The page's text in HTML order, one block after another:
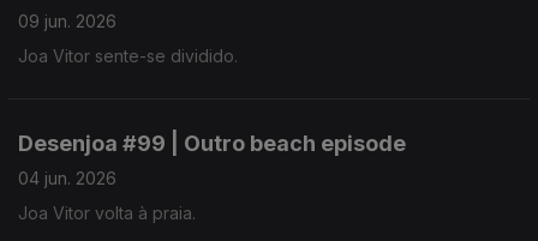
09 jun. 2026
Joa Vitor sente-se dividido.
Desenjoa #99 | Outro beach episode
04 jun. 2026
Joa Vitor volta à praia.